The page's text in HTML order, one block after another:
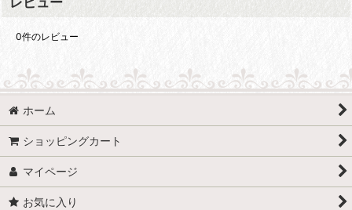
0件のレビュー
ホーム
ショッピングカート
マイページ
お気に入り